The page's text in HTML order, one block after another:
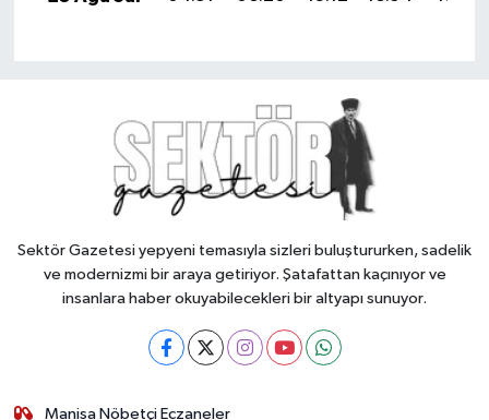
Sektör Gazetesi yepyeni temasıyla sizleri buluştururken, sadelik
ve modernizmi bir araya getiriyor. Şatafattan kaçınıyor ve
insanlara haber okuyabilecekleri bir altyapı sunuyor.
Manisa Nöbetçi Eczaneler